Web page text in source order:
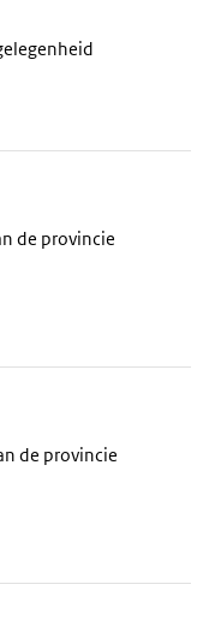
de provincie
de provincie